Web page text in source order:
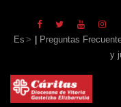
Es
Preguntas
y